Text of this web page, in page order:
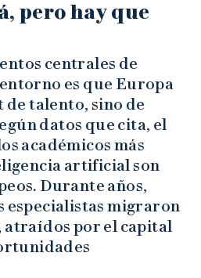
pero hay que
centrales de
es que Europa
talento, sino de
datos que cita, el
académicos más
artificial son
Durante años,
especialistas migraron
atraídos por el capital